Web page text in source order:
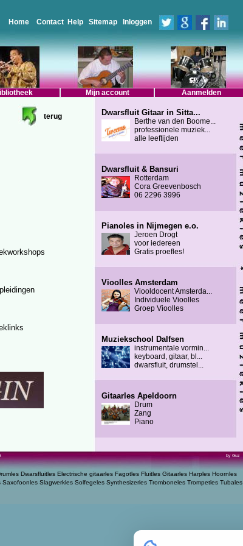
Home Contact Help Sitemap Inloggen
Mijn account Aanmelden
terug Dwarsfluit Gitaar in Sitta...
Berthe van den Boome...
professionele muziek...
alle leeftijden
Dwarsfluit & Bansuri
Rotterdam
Cora Greevenbosch
06 2296 3996
Pianoles in Nijmegen e.o.
Jeroen Drogt
voor iedereen
Gratis proefles!
Vioolles Amsterdam
Viooldocent Amsterda...
Individuele Vioolles
Groep Vioolles
Muziekschool Dalfsen
instrumentale vormin...
keyboard, gitaar, bl...
dwarsfluit, drumstel...
Gitaarles Apeldoorn
Drum
Zang
Piano
by Guz
Dwarsfluitles Electrische gitaarles Fagotles Fluitles Gitaarles Harples Hoornles
Saxofoonles Slagwerkles Solfegeles Synthesizerles Tromboneles Trompetles Tubales